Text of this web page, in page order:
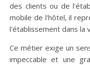
des clients ou de
mobile de l'hôtel, il
l'établissement dans la
Ce métier exige un
impeccable et une